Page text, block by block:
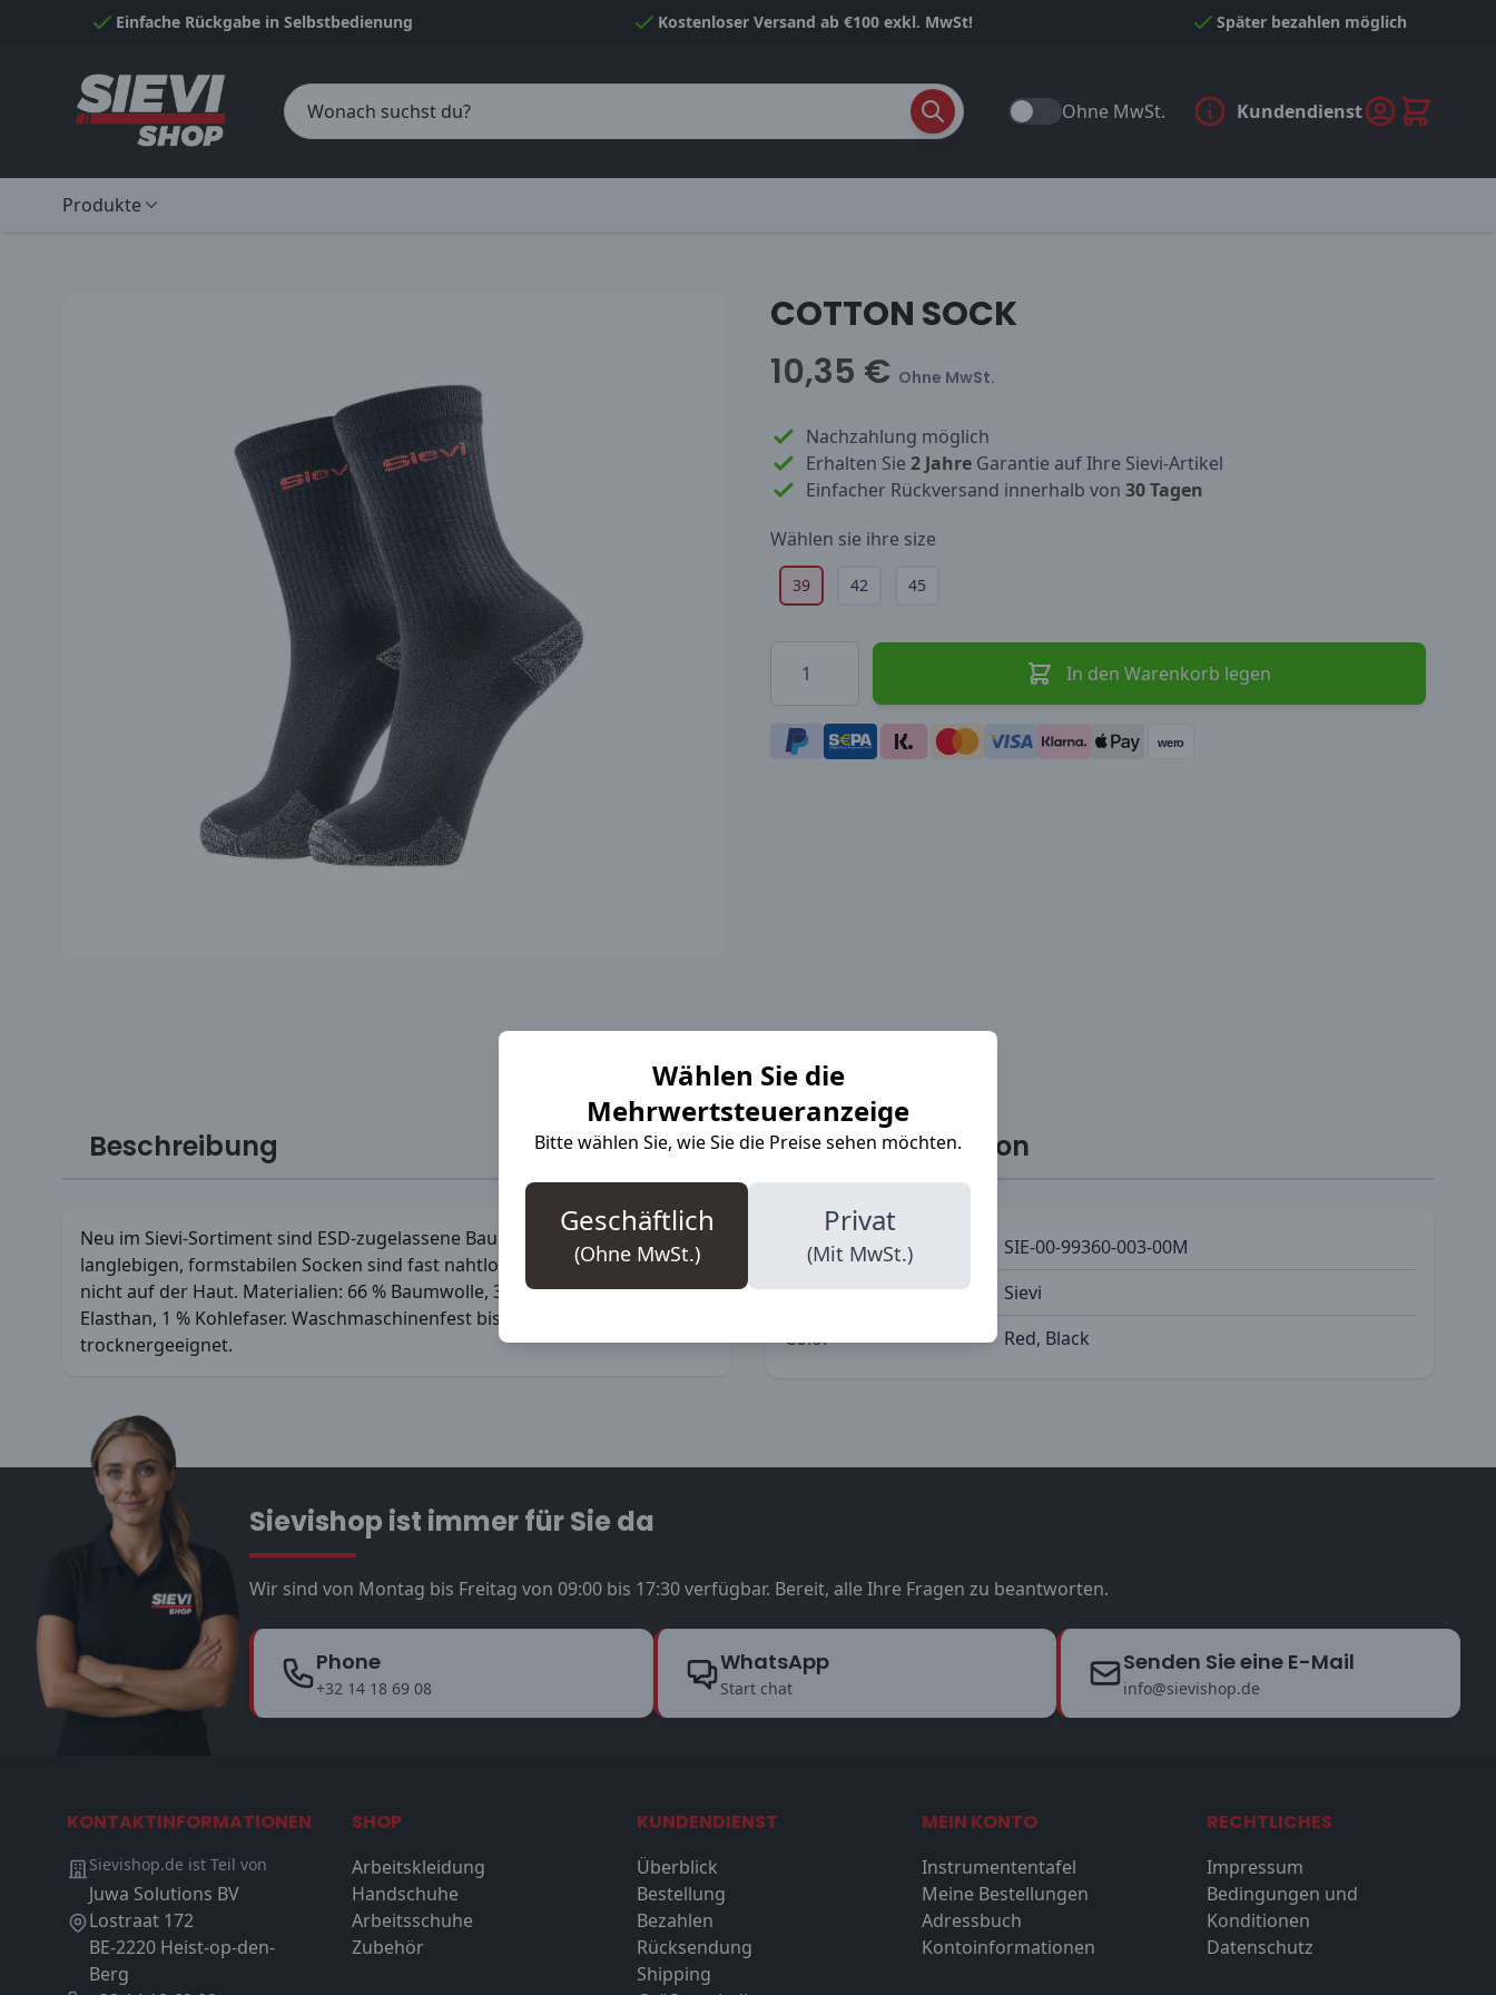
Skip to Content
Wählen Sie die
Mehrwertsteueranzeige
Bitte wählen Sie, wie Sie die Preise sehen möchten.
Geschäftlich
(Ohne MwSt.)
Privat
(Mit MwSt.)
Einfache Rückgabe in Selbstbedienung Kostenloser Versand ab €100 exkl. MwSt! Später bezahlen möglich
Ohne MwSt. Kundendienst
Produkte
COTTON SOCK
10,35 € Ohne MwSt.
Nachzahlung möglich
Erhalten Sie 2 Jahre Garantie auf Ihre Sievi-Artikel
Einfacher Rückversand innerhalb von 30 Tagen
Wählen sie ihre size
39 42 45
In den Warenkorb legen
wero
Beschreibung
Neu im Sievi-Sortiment sind ESD-zugelassene Baumwollsocken. Die
langlebigen, formstabilen Socken sind fast nahtlos und scheuern daher
nicht auf der Haut. Materialien: 66 % Baumwolle, 31 % Polyamid, 2 %
Elasthan, 1 % Kohlefaser. Waschmaschinenfest bis 40 °C, nicht
trocknergeeignet.
More Information
SKU
SIE-00-99360-003-00M
Marke
Sievi
Color
Red, Black
Sievishop ist immer für Sie da
Wir sind von Montag bis Freitag von 09:00 bis 17:30 verfügbar. Bereit, alle Ihre Fragen zu beantworten.
Phone
+32 14 18 69 08
WhatsApp
Start chat
Senden Sie eine E-Mail
info@sievishop.de
KONTAKTINFORMATIONEN
Sievishop.de ist Teil von
Juwa Solutions BV
Lostraat 172
BE-2220 Heist-op-den-
Berg
SHOP
Arbeitskleidung
Handschuhe
Arbeitsschuhe
Zubehör
KUNDENDIENST
Überblick
Bestellung
Bezahlen
Rücksendung
Shipping
MEIN KONTO
Instrumententafel
Meine Bestellungen
Adressbuch
Kontoinformationen
RECHTLICHES
Impressum
Bedingungen und
Konditionen
Datenschutz